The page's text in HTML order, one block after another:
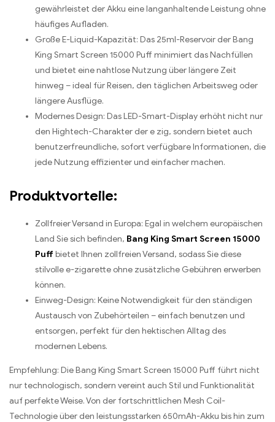
gewährleistet der Akku eine langanhaltende Leistung ohne
häufiges Aufladen.
Große E-Liquid-Kapazität: Das 25ml-Reservoir der Bang
King Smart Screen 15000 Puff minimiert das Nachfüllen
und bietet eine nahtlose Nutzung über längere Zeit
hinweg – ideal für Reisen, den täglichen Arbeitsweg oder
längere Ausflüge.
Modernes Design: Das LED-Smart-Display erhöht nicht nur
den Hightech-Charakter der e zig, sondern bietet auch
benutzerfreundliche, sofort verfügbare Informationen, die
jede Nutzung effizienter und einfacher machen.
Produktvorteile:
Zollfreier Versand in Europa: Egal in welchem europäischen
Land Sie sich befinden, Bang King Smart Screen 15000
Puff bietet Ihnen zollfreien Versand, sodass Sie diese
stilvolle e-zigarette ohne zusätzliche Gebühren erwerben
können.
Einweg-Design: Keine Notwendigkeit für den ständigen
Austausch von Zubehörteilen – einfach benutzen und
entsorgen, perfekt für den hektischen Alltag des
modernen Lebens.
Empfehlung: Die Bang King Smart Screen 15000 Puff führt nicht
nur technologisch, sondern vereint auch Stil und Funktionalität
auf perfekte Weise. Von der fortschrittlichen Mesh Coil-
Technologie über den leistungsstarken 650mAh-Akku bis hin zum